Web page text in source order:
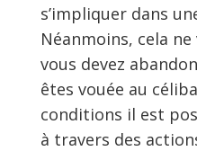
s’impliquer dans
Néanmoins, cela
vous devez
êtes vouée au
conditions il est
à travers des